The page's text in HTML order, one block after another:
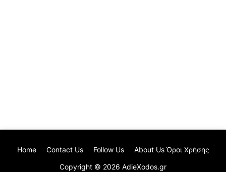
Copyright © 2026 AdieXodos.gr
Home Contact Us Follow Us About Us Όροι Χρήσης